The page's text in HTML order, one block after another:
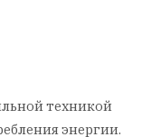
техникой
энергии.